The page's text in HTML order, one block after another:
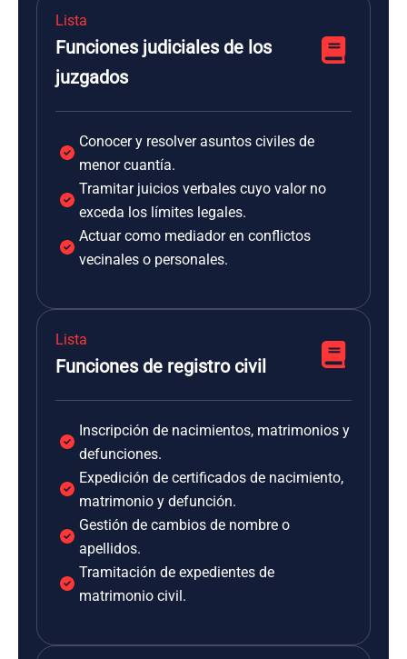
Lista
Funciones judiciales de los
juzgados
Conocer y resolver asuntos civiles de
menor cuantía.
Tramitar juicios verbales cuyo valor no
exceda los límites legales.
Actuar como mediador en conflictos
vecinales o personales.
Lista
Funciones de registro civil
Inscripción de nacimientos, matrimonios y
defunciones.
Expedición de certificados de nacimiento,
matrimonio y defunción.
Gestión de cambios de nombre o
apellidos.
Tramitación de expedientes de
matrimonio civil.